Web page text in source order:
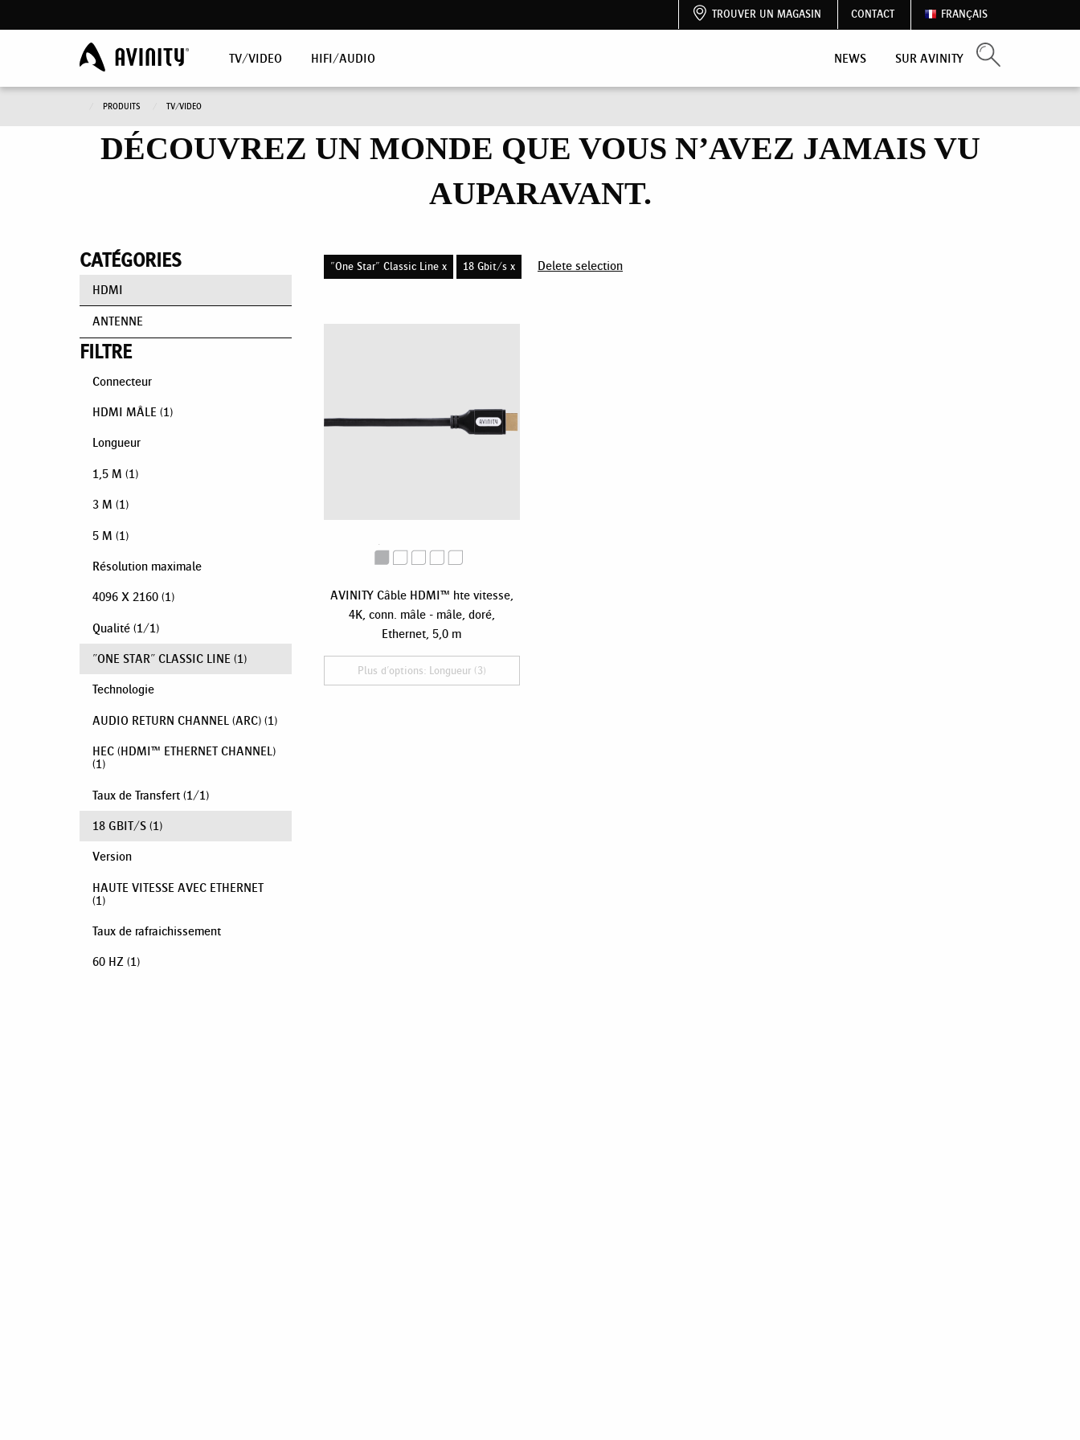
TROUVER UN MAGASIN CONTACT FRANÇAIS
TV/VIDEO HIFI/AUDIO NEWS SUR AVINITY
PRODUITS TV/VIDEO
DÉCOUVREZ UN MONDE QUE VOUS N’AVEZ JAMAIS VU
AUPARAVANT.
CATÉGORIES
HDMI
ANTENNE
FILTRE
Connecteur
HDMI MÂLE (1)
Longueur
1,5 M (1)
3 M (1)
5 M (1)
Résolution maximale
4096 X 2160 (1)
Qualité (1/1)
"ONE STAR" CLASSIC LINE (1)
Technologie
AUDIO RETURN CHANNEL (ARC) (1)
HEC (HDMI™ ETHERNET CHANNEL)
(1)
Taux de Transfert (1/1)
18 GBIT/S (1)
Version
HAUTE VITESSE AVEC ETHERNET
(1)
Taux de rafraichissement
60 HZ (1)
"One Star" Classic Line x 18 Gbit/s x Delete selection
AVINITY Câble HDMI™ hte vitesse,
4K, conn. mâle - mâle, doré,
Ethernet, 5,0 m
Plus d'options: Longueur (3)